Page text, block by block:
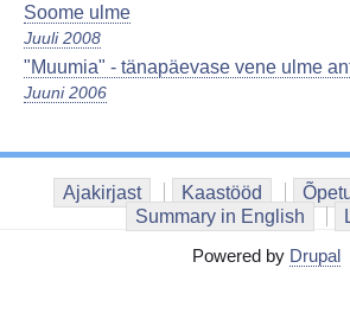
Soome ulme
Juuli 2008
"Muumia" - tänapäevase vene ulme
Juuni 2006
Ajakirjast Kaastööd
Summary in English
Powered by Drupal